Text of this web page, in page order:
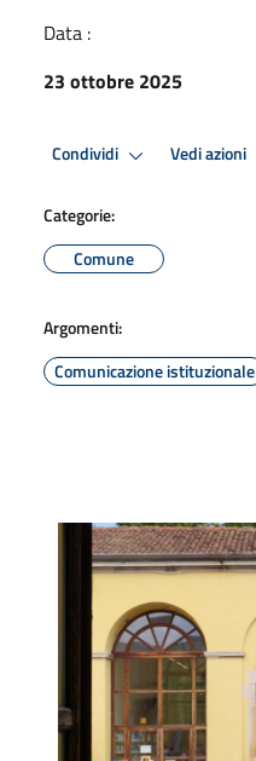
Data :
23 ottobre 2025
Condividi Vedi azioni
Categorie:
Comune
Argomenti:
Comunicazione istituzionale